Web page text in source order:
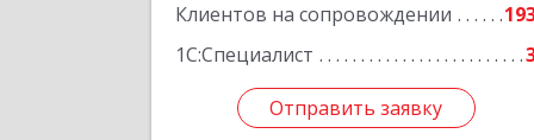
Клиентов на сопровождении
1С:Специалист
Отправить заявку
Отправить заявку